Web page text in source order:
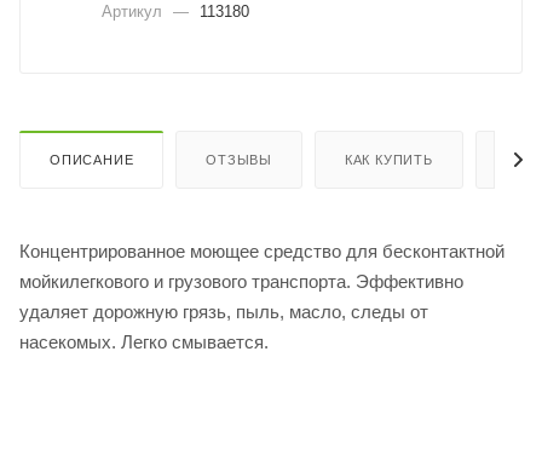
Артикул
— 113180
ОПИСАНИЕ ОТЗЫВЫ КАК КУПИТЬ
Концентрированное моющее средство для бесконтактной
мойкилегкового и грузового транспорта. Эффективно
удаляет дорожную грязь, пыль, масло, следы от
насекомых. Легко смывается.